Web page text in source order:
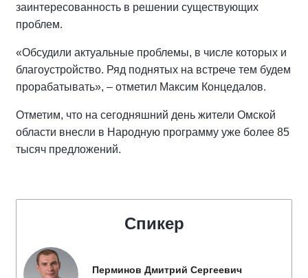
заинтересованность в решении существующих
проблем.
«Обсудили актуальные проблемы, в числе которых и
благоустройство. Ряд поднятых на встрече тем будем
прорабатывать», – отметил Максим Концедалов.
Отметим, что на сегодняшний день жители Омской
области внесли в Народную программу уже более 85
тысяч предложений.
Спикер
Перминов Дмитрий Сергеевич